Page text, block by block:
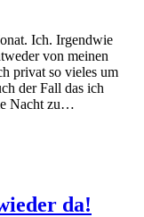
Ich. Irgendwie
von meinen
privat so vieles um
der Fall das ich
Nacht zu…
da!